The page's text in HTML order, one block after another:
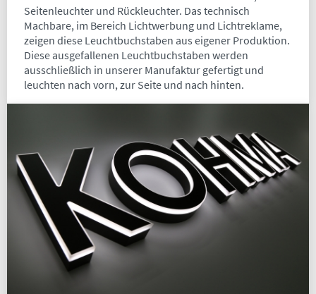
Seitenleuchter und Rückleuchter. Das technisch
Machbare, im Bereich Lichtwerbung und Lichtreklame,
zeigen diese Leuchtbuchstaben aus eigener Produktion.
Diese ausgefallenen Leuchtbuchstaben werden
ausschließlich in unserer Manufaktur gefertigt und
leuchten nach vorn, zur Seite und nach hinten.